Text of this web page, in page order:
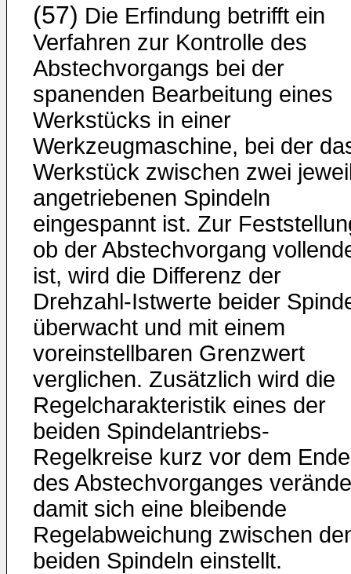
(57) Die Erfindung betrifft ein
Verfahren zur Kontrolle des
Abstechvorgangs bei der
spanenden Bearbeitung eines
Werkstücks in einer
Werkzeugmaschine, bei der
Werkstück zwischen zwei
angetriebenen Spindeln
eingespannt ist. Zur
ob der Abstechvorgang
ist, wird die Differenz der
Drehzahl-Istwerte beider
überwacht und mit einem
voreinstellbaren Grenzwert
verglichen. Zusätzlich wird die
Regelcharakteristik eines der
beiden Spindelantriebs-
Regelkreise kurz vor dem Ende
des Abstechvorganges
damit sich eine bleibende
Regelabweichung zwischen
beiden Spindeln einstellt.